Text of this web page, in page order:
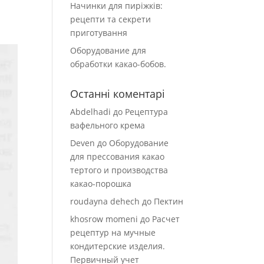
Начинки для пиріжків:
рецепти та секрети
приготування
Оборудование для
обработки какао-бобов.
Останні коментарі
Abdelhadi до Рецептура
вафельного крема
Deven до Оборудование
для прессования какао
тертого и производства
какао-порошка
roudayna dehech до Пектин
khosrow momeni до Расчет
рецептур на мучные
кондитерские изделия.
Первичный учет